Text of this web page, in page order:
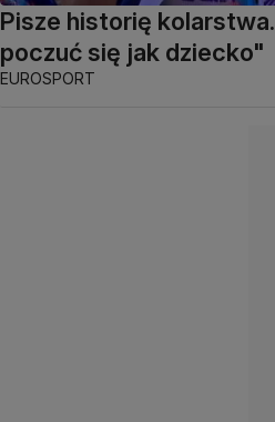
Pisze historię
poczuć się jak dziecko"
EUROSPORT